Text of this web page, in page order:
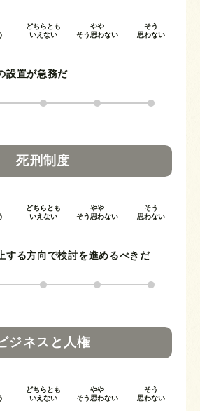
どちらとも
いえない
やや
そう思わない
そう
思わない
設置が急務だ
死刑制度
どちらとも
いえない
やや
そう思わない
そう
思わない
する方向で検討を進めるべきだ
ジネスと人権
どちらとも
いえない
やや
そう思わない
そう
思わない